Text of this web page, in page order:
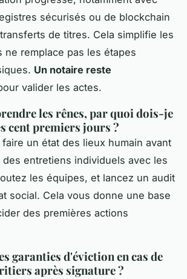
sécurisés ou de blockchain
de titres. Cela simplifie les
ne remplace pas les étapes
Un notaire reste
valider les actes.
les rênes, par quoi dois-je
cent premiers jours ?
un état des lieux humain avant
des entretiens individuels avec les
les équipes, et lancez un audit
social. Cela vous donne une base
des premières actions
garanties d'éviction en cas de
après signature ?